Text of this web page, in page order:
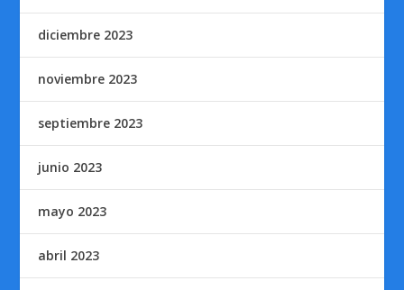
diciembre 2023
noviembre 2023
septiembre 2023
junio 2023
mayo 2023
abril 2023